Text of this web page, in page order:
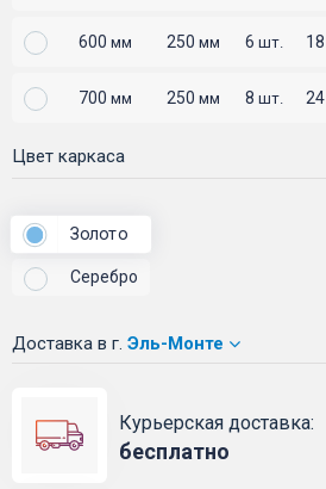
600 мм 250 мм 6 шт. 18
700 мм 250 мм 8 шт. 24
Цвет каркаса
Золото
Серебро
Доставка в г. Эль-Монте
Курьерская доставка:
бесплатно